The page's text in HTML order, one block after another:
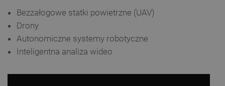
Bezzałogowe statki powietrzne (UAV)
Drony
Autonomiczne systemy robotyczne
Inteligentna analiza wideo